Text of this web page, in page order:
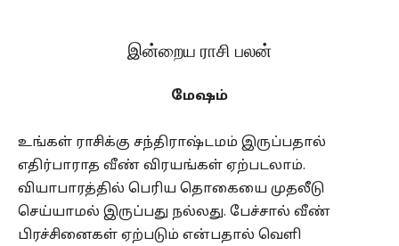
இன்றைய ராசி பலன்
மேஷம்
உங்கள் ராசிக்கு சந்திராஷ்டமம் இருப்பதால்
எதிர்பாராத வீண் விரயங்கள் ஏற்படலாம்.
வியாபாரத்தில் பெரிய தொகையை முதலீடு
செய்யாமல் இருப்பது நல்லது. பேச்சால் வீண்
பிரச்சினைகள் ஏற்படும் என்பதால் வெளி